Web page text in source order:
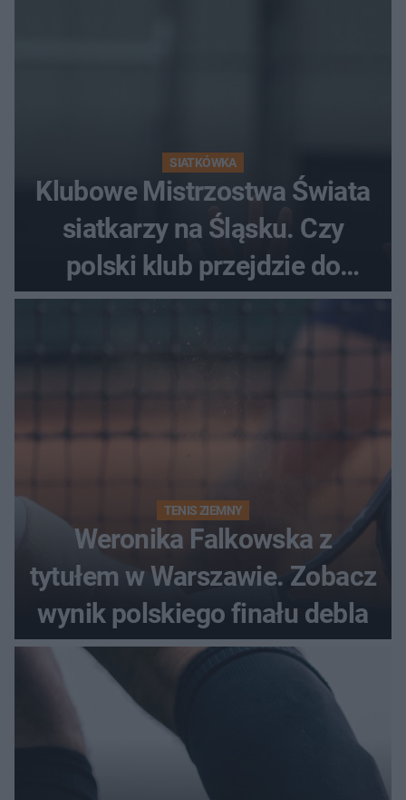
SIATKÓWKA
Klubowe Mistrzostwa Świata
siatkarzy na Śląsku. Czy
polski klub przejdzie do
historii
TENIS ZIEMNY
Weronika Falkowska z
tytułem w Warszawie. Zobacz
wynik polskiego finału debla